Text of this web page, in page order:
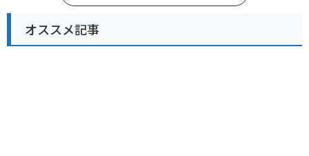
オススメ記事